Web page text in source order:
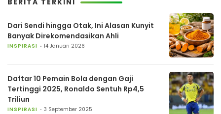
BERITA TERKINI
Dari Sendi hingga Otak, Ini Alasan Kunyit
Banyak Direkomendasikan Ahli
INSPIRASI 14 Januari 2026
Daftar 10 Pemain Bola dengan Gaji
Tertinggi 2025, Ronaldo Sentuh Rp4,5
Triliun
INSPIRASI 3 September 2025